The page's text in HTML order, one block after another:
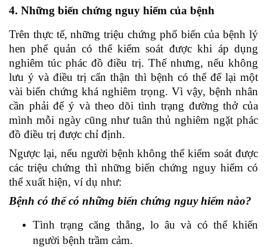
4. Những biến chứng nguy hiểm của bệnh
Trên thực tế, những triệu chứng phổ biến của bệnh lý
hen phế quản có thể kiểm soát được khi áp dụng
nghiêm túc phác đồ điều trị. Thế nhưng, nếu không
lưu ý và điều trị cẩn thận thì bệnh có thể để lại một
vài biến chứng khá nghiêm trọng. Vì vậy, bệnh nhân
cần phải để ý và theo dõi tình trạng đường thở của
mình mỗi ngày cũng như tuân thủ nghiêm ngặt phác
đồ điều trị được chỉ định.
Ngược lại, nếu người bệnh không thể kiểm soát được
các triệu chứng thì những biến chứng nguy hiểm có
thể xuất hiện, ví dụ như:
Bệnh có thể có những biến chứng nguy hiểm nào?
Tình trạng căng thẳng, lo âu và có thể khiến
người bệnh trầm cảm.